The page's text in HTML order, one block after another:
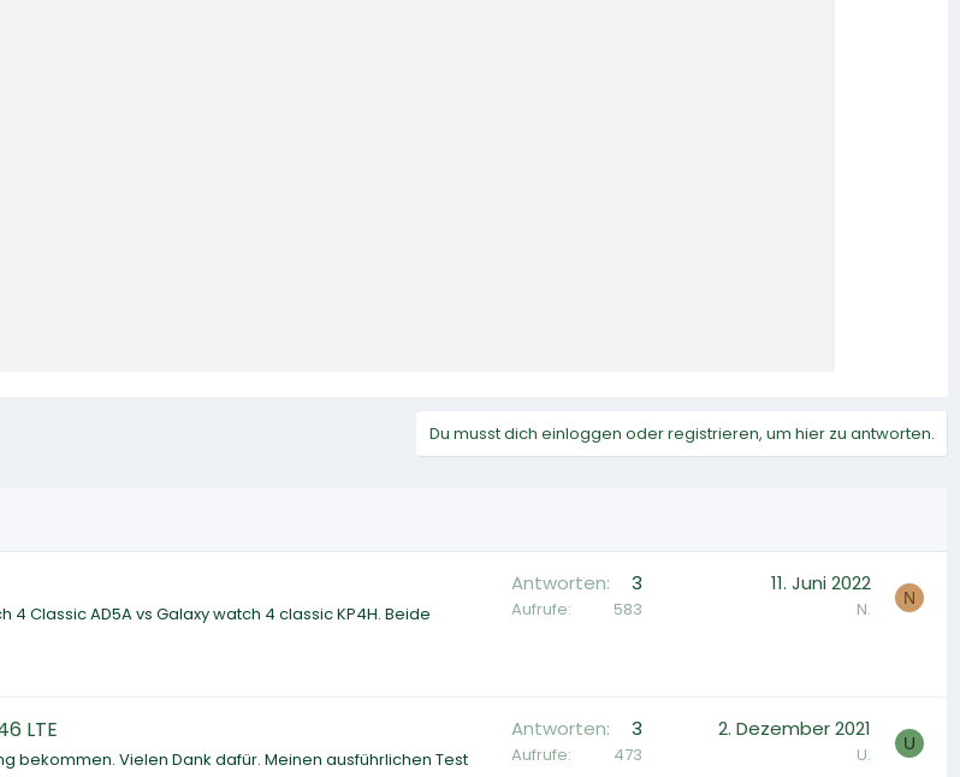
Du musst dich einloggen oder registrieren, um hier zu antworten.
Classic AD5A vs Galaxy watch 4 classic KP4H. Beide
Antworten 3
Aufrufe 583
11. Juni 2022
N. N
LTE
bekommen. Vielen Dank dafür. Meinen ausführlichen Test
Antworten 3
Aufrufe 473
2. Dezember 2021
U. U